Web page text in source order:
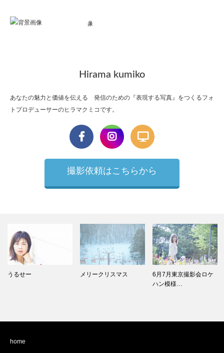
Hirama kumiko
あなたの魅力と価値を伝える 発信のための『表現する写真』をつくるフォ
トプロデューサーのヒラマクミコです。
撮影依頼はこちらから
メリークリスマス
6月7月東京撮影会ロケ
写真に自信をつけるレ
ッスン i…
home